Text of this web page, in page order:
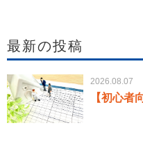
最新の投稿
2026.08.07
【初心者